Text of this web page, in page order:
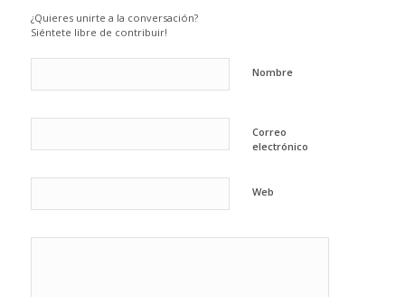
¿Quieres unirte a la conversación?
Siéntete libre de contribuir!
Nombre
Correo
electrónico
Web